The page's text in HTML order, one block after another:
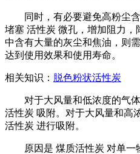
同时，有必要避免高粉尘含
堵塞 活性炭 微孔，增加阻力
中含有大量的灰尘和焦油，则
达到使用效果和使用寿命。
相关知识： 脱色粉状活性炭
对于大风量和低浓度的气体
活性炭 吸附。对于大风量和高
活性炭 进行吸附。
原因是 煤质活性炭 对单一